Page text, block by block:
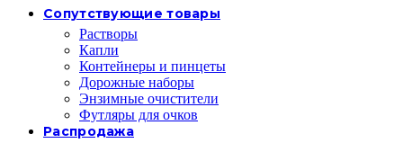
Сопутствующие товары
Растворы
Капли
Контейнеры и пинцеты
Дорожные наборы
Энзимные очистители
Футляры для очков
Распродажа